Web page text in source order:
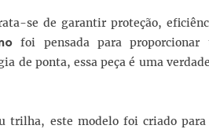
se de garantir proteção,
foi pensada para
de ponta, essa peça é uma
trilha, este modelo foi criado